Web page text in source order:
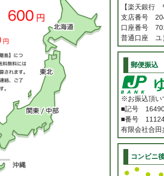
【楽天銀行
支店番号
口座番号
普通口座 ユ
郵便振込
※お振込頂い
■記号
■番号
有限会社合
コンビニ